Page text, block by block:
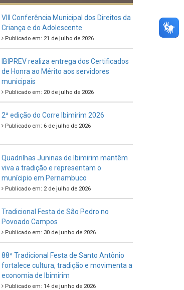
VIII Conferência Municipal dos Direitos da
Criança e do Adolescente
Publicado em: 21 de julho de 2026
IBIPREV realiza entrega dos Certificados
de Honra ao Mérito aos servidores
municipais
Publicado em: 20 de julho de 2026
2ª edição do Corre Ibimirim 2026
Publicado em: 6 de julho de 2026
Quadrilhas Juninas de Ibimirim mantêm
viva a tradição e representam o
munícipio em Pernambuco
Publicado em: 2 de julho de 2026
Tradicional Festa de São Pedro no
Povoado Campos
Publicado em: 30 de junho de 2026
88ª Tradicional Festa de Santo Antônio
fortalece cultura, tradição e movimenta a
economia de Ibimirim
Publicado em: 14 de junho de 2026